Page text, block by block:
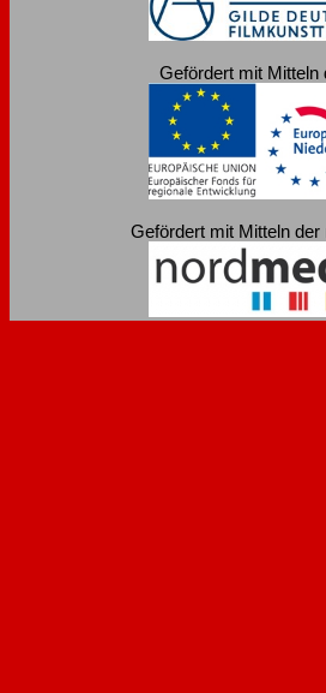
Gefördert mit Mitteln
Gefördert mit Mitteln der